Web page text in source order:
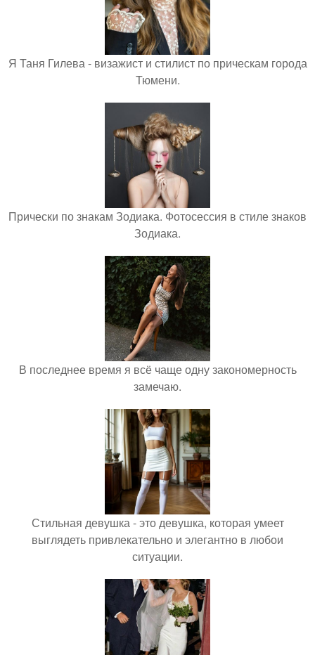
Я Таня Гилева - визажист и стилист по прическам города
Тюмени.
Прически по знакам Зодиака. Фотосессия в стиле знаков
Зодиака.
В последнее время я всё чаще одну закономерность
замечаю.
Стильная девушка - это девушка, которая умеет
выглядеть привлекательно и элегантно в любои
ситуации.